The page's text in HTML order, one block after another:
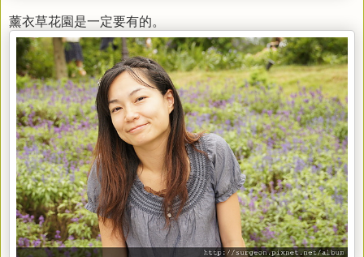
薰衣草花園是一定要有的。